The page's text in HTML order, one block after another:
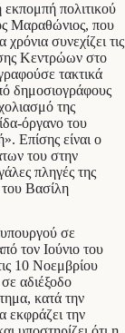
πολιτικού
Μαραθώνιος, που
συνεχίζει τις
Κεντρώων στο
τακτικά
δημοσιογράφους
της
όργανο του
Επίσης είναι ο
του στην
πληγές της
του Βασίλη
σε
τον Ιούνιο του
10 Νοεμβρίου
αδιέξοδο
κατά την
εκφράζει την